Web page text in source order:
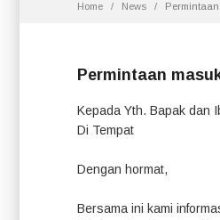
Home News
Permintaan
Kepada Yth. Bapak dan
Di Tempat
Dengan hormat,
Bersama ini kami